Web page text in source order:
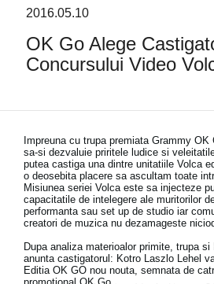
În Prim Plan
Asistență
Găsește un Magazin
Locaţie
2016.05.10
OK Go Alege
Concursului Video
Impreuna cu trupa premiata Grammy
sa-si dezvaluie priritele ludice si
putea castiga una dintre unitatiile Volca
o deosebita placere sa ascultam toate
Misiunea seriei Volca este sa injecteze
capacitatile de intelegere ale muritorilor
performanta sau set up de studio iar
creatori de muzica nu dezamageste
Dupa analiza materioalor primite, trupa
anunta castigatorul: Kotro Laszlo Lehel
Editia OK GO nou nouta, semnata de